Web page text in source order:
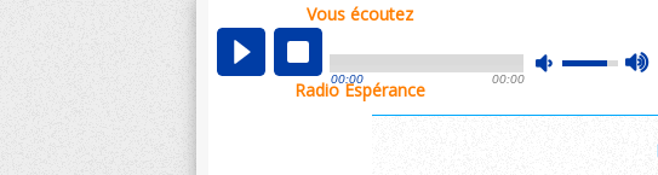
Vous écoutez
mute
00:00 00:00
Radio Espérance
00:05
01:02 Sentinelles de la foi • Lettres de Saint
01:33 10 minutes avec Jésus
La Transfiguration